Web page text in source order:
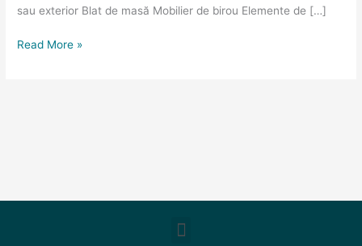
sau exterior Blat de masă Mobilier de birou Elemente de […]
Read More »
Meniu